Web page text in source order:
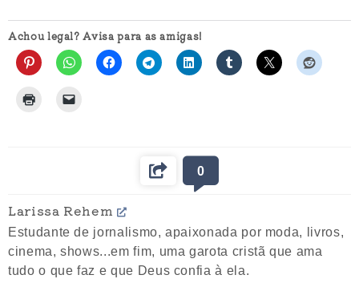
Achou legal? Avisa para as amigas!
0
Larissa Rehem
Estudante de jornalismo, apaixonada por moda, livros,
cinema, shows...em fim, uma garota cristã que ama
tudo o que faz e que Deus confia à ela.